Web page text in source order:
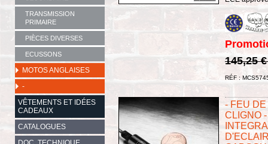
TRANSMISSION
PRIMAIRE
PIÈCES DIVERSES
ECUSSONS
MOTOS ANGLAISES
-
VÊTEMENTS ET IDÉES
CADEAUX
CATALOGUES
145,25
RÉF :
- FEU
CLIGNO